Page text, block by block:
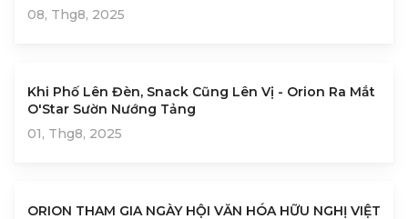
08, Thg8, 2025
Khi Phố Lên Đèn, Snack Cũng Lên Vị - Orion Ra Mắt
O'Star Sườn Nướng Tảng
01, Thg8, 2025
ORION THAM GIA NGÀY HỘI VĂN HÓA HỮU NGHỊ VIỆT